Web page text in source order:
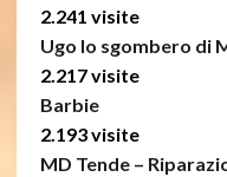
2.241 visite
Ugo lo sgombero di
2.217 visite
Barbie
2.193 visite
MD Tende –